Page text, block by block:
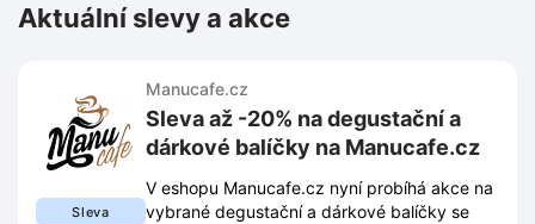
Aktuální slevy a akce
Sleva
Manucafe.cz
Sleva až -20% na degustační a
dárkové balíčky na Manucafe.cz
V eshopu Manucafe.cz nyní probíhá akce na
vybrané degustační a dárkové balíčky se